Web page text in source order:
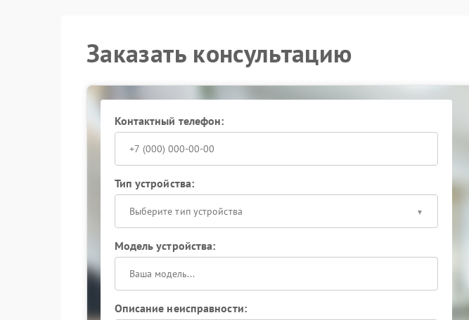
Заказать консультацию
Контактный телефон:
Тип устройства:
Выберите тип устройства
Модель устройства:
Описание неисправности: